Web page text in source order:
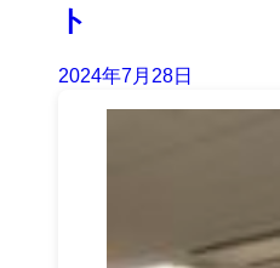
ト
2024年7月28日